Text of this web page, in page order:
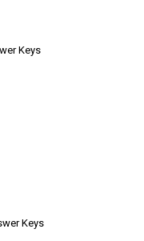
Keys
Keys